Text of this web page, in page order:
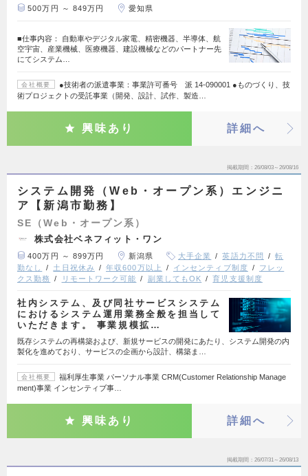
500万円 ～ 849万円 愛知県
■仕事内容： 自動車やデジタル家電、精密機器、半導体、航
空宇宙、産業機械、医療機器、建設機械などのパートナー先
にてシステム…
会社概要
●技術者の派遣事業：事業許可番号 派 14-090001 ●ものづくり、技
術プロジェクトの受託事業（開発、設計、試作、製造…
興味あり 詳細へ
掲載期間 26/08/03～26/08/16
システム開発（Web・オープン系）エンジニ
ア【新潟市勤務】
SE（Web・オープン系）
株式会社ベネフィット・ワン
400万円 ～ 899万円 新潟県 大手企業 英語力不問
転
勤なし
土日祝休み 年収600万以上 インセンティブ制度
フレッ
クス勤務
リモートワーク可能 副業してもOK 育児支援制度
社内システム、及び同社サービスシステム
におけるシステム運用業務全般を担当して
いただきます。 事業規模拡…
既存システムの再構築および、新規サービスの開発にあたり、システム開発の内
製化を進めており、サービスの企画から設計、構築ま…
会社概要
福利厚生事業 パーソナル事業 CRM(Customer Relationship Manage
ment)事業 インセンティブ事…
興味あり 詳細へ
掲載期間 26/07/31～26/08/13